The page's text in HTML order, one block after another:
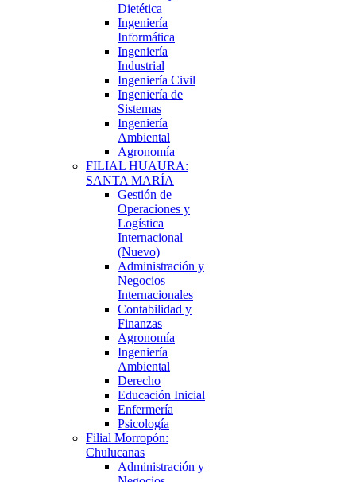
Dietética
Ingeniería
Informática
Ingeniería
Industrial
Ingeniería Civil
Ingeniería de
Sistemas
Ingeniería
Ambiental
Agronomía
FILIAL HUAURA:
SANTA MARÍA
Gestión de
Operaciones y
Logística
Internacional
(Nuevo)
Administración y
Negocios
Internacionales
Contabilidad y
Finanzas
Agronomía
Ingeniería
Ambiental
Derecho
Educación Inicial
Enfermería
Psicología
Filial Morropón:
Chulucanas
Administración y